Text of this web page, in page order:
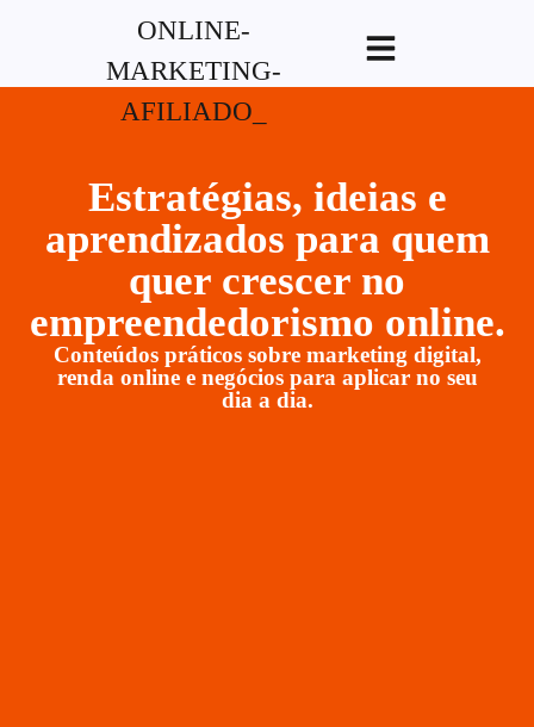
G-XVBZZCFH00pub-
5970489886047746AW-17954400846.
Estratégias, ideias e
aprendizados para quem
quer crescer no
empreendedorismo online.
Conteúdos práticos sobre marketing digital,
renda online e negócios para aplicar no seu
dia a dia.